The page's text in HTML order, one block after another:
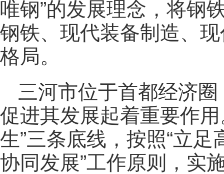
唯钢”的发展理念，将钢
钢铁、现代装备制造、
格局。
三河市位于首都经济
促进其发展起着重要作
生”三条底线，按照“立
协同发展”工作原则，实